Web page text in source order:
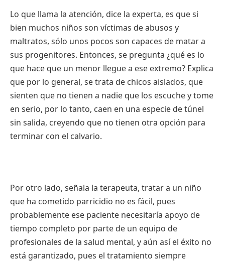
Lo que llama la atención, dice la experta, es que si
bien muchos niños son víctimas de abusos y
maltratos, sólo unos pocos son capaces de matar a
sus progenitores. Entonces, se pregunta ¿qué es lo
que hace que un menor llegue a ese extremo? Explica
que por lo general, se trata de chicos aislados, que
sienten que no tienen a nadie que los escuche y tome
en serio, por lo tanto, caen en una especie de túnel
sin salida, creyendo que no tienen otra opción para
terminar con el calvario.
Por otro lado, señala la terapeuta, tratar a un niño
que ha cometido parricidio no es fácil, pues
probablemente ese paciente necesitaría apoyo de
tiempo completo por parte de un equipo de
profesionales de la salud mental, y aún así el éxito no
está garantizado, pues el tratamiento siempre